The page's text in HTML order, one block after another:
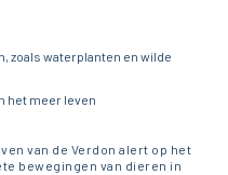
zoals waterplanten en wilde
het meer leven
van de Verdon alert op het
bewegingen van dieren in